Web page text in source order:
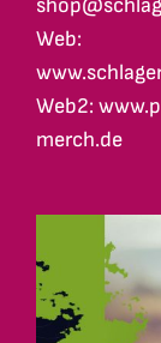
Web:
Web2:
merch.de